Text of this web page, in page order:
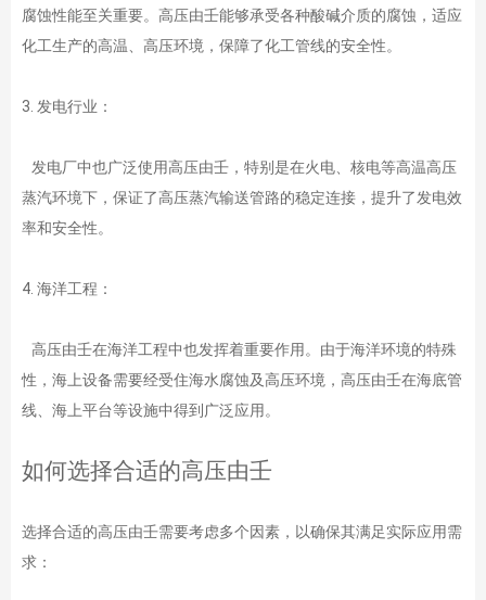
腐蚀性能至关重要。高压由壬能够承受各种酸碱介质的腐蚀，适应
化工生产的高温、高压环境，保障了化工管线的安全性。
3. 发电行业：
发电厂中也广泛使用高压由壬，特别是在火电、核电等高温高压
蒸汽环境下，保证了高压蒸汽输送管路的稳定连接，提升了发电效
率和安全性。
4. 海洋工程：
高压由壬在海洋工程中也发挥着重要作用。由于海洋环境的特殊
性，海上设备需要经受住海水腐蚀及高压环境，高压由壬在海底管
线、海上平台等设施中得到广泛应用。
如何选择合适的高压由壬
选择合适的高压由壬需要考虑多个因素，以确保其满足实际应用需
求：